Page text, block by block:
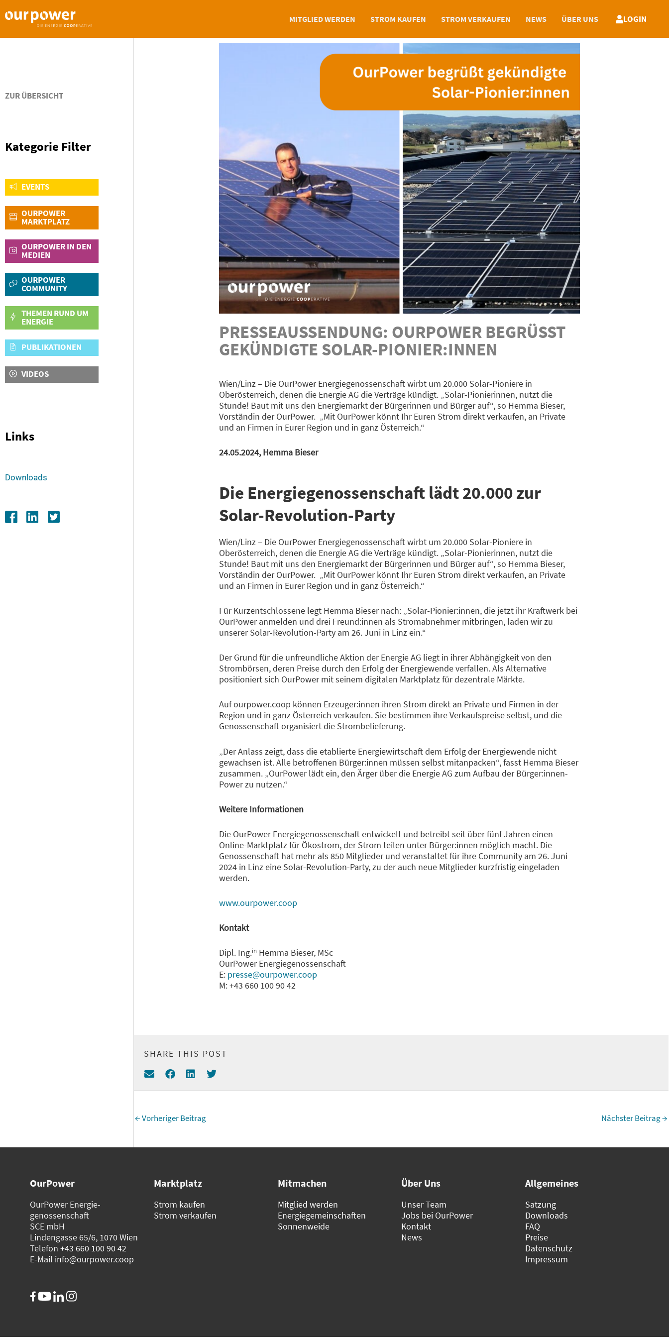
MITGLIED WERDEN STROM KAUFEN STROM VERKAUFEN NEWS ÜBER UNS LOGIN
ZUR ÜBERSICHT
Kategorie Filter
EVENTS
OURPOWER
MARKTPLATZ
OURPOWER IN DEN
MEDIEN
OURPOWER
COMMUNITY
THEMEN RUND UM
ENERGIE
PUBLIKATIONEN
VIDEOS
Links
Downloads
PRESSEAUSSENDUNG: OURPOWER BEGRÜSST G
EKÜNDIGTE SOLAR-PIONIER:INNEN
Wien/Linz – Die OurPower Energiegenossenschaft wirbt um 20.000 Solar-Pioniere in
Oberösterreich, denen die Energie AG die Verträge kündigt. „Solar-Pionierinnen, nutzt die
Stunde! Baut mit uns den Energiemarkt der Bürgerinnen und Bürger auf“, so Hemma Bieser,
Vorständin der OurPower. „Mit OurPower könnt Ihr Euren Strom direkt verkaufen, an Private
und an Firmen in Eurer Region und in ganz Österreich.“
24.05.2024, Hemma Bieser
Die Energiegenossenschaft lädt 20.000 zur
Solar-Revolution-Party
Wien/Linz – Die OurPower Energiegenossenschaft wirbt um 20.000 Solar-Pioniere in
Oberösterreich, denen die Energie AG die Verträge kündigt. „Solar-Pionierinnen, nutzt die
Stunde! Baut mit uns den Energiemarkt der Bürgerinnen und Bürger auf“, so Hemma Bieser,
Vorständin der OurPower. „Mit OurPower könnt Ihr Euren Strom direkt verkaufen, an Private
und an Firmen in Eurer Region und in ganz Österreich.“
Für Kurzentschlossene legt Hemma Bieser nach: „Solar-Pionier:innen, die jetzt ihr Kraftwerk bei
OurPower anmelden und drei Freund:innen als Stromabnehmer mitbringen, laden wir zu
unserer Solar-Revolution-Party am 26. Juni in Linz ein.“
Der Grund für die unfreundliche Aktion der Energie AG liegt in ihrer Abhängigkeit von den
Strombörsen, deren Preise durch den Erfolg der Energiewende verfallen. Als Alternative
positioniert sich OurPower mit seinem digitalen Marktplatz für dezentrale Märkte.
Auf ourpower.coop können Erzeuger:innen ihren Strom direkt an Private und Firmen in der
Region und in ganz Österreich verkaufen. Sie bestimmen ihre Verkaufspreise selbst, und die
Genossenschaft organisiert die Strombelieferung.
„Der Anlass zeigt, dass die etablierte Energiewirtschaft dem Erfolg der Energiewende nicht
gewachsen ist. Alle betroffenen Bürger:innen müssen selbst mitanpacken“, fasst Hemma Bieser
zusammen. „OurPower lädt ein, den Ärger über die Energie AG zum Aufbau der Bürger:innen-
Power zu nutzen.“
Weitere Informationen
Die OurPower Energiegenossenschaft entwickelt und betreibt seit über fünf Jahren einen
Online-Marktplatz für Ökostrom, der Strom teilen unter Bürger:innen möglich macht. Die
Genossenschaft hat mehr als 850 Mitglieder und veranstaltet für ihre Community am 26. Juni
2024 in Linz eine Solar-Revolution-Party, zu der auch neue Mitglieder kurzfristig eingeladen
werden.
www.ourpower.coop
Kontakt
Dipl. Ing.inHemma Bieser, MSc
OurPower Energiegenossenschaft
E: presse@ourpower.coop
M: +43 660 100 90 42
SHARE THIS POST
←Vorheriger Beitrag Nächster Beitrag→
OurPower
OurPower Energie­
genossenschaft
SCE mbH
Lindengasse 65/6, 1070 Wien
Telefon +43 660 100 90 42
E-Mail info@ourpower.coop
Marktplatz
Strom kaufen
Strom verkaufen
Mitmachen
Mitglied werden
Energiegemeinschaften
Sonnenweide
Über Uns
Unser Team
Jobs bei OurPower
Kontakt
News
Allgemeines
Satzung
Downloads
FAQ
Preise
Datenschutz
Impressum